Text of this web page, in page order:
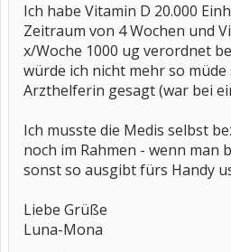
Ich habe Vitamin D 20.000
Zeitraum von 4 Wochen und
x/Woche 1000 ug verordnet
würde ich nicht mehr so
Arzthelferin gesagt (war bei
Ich musste die Medis selbst
noch im Rahmen - wenn man
sonst so ausgibt fürs Handy
Liebe Grüße
Luna-Mona